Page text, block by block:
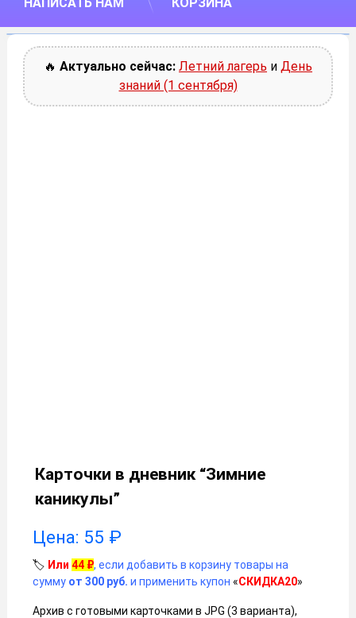
🔥 Актуально сейчас: Летний лагерь и День
знаний (1 сентября)
Карточки в дневник “Зимние
каникулы”
Цена: 55 ₽
🏷️ Или 44 ₽, если добавить в корзину товары на
сумму от 300 руб. и применить купон «СКИДКА20»
Архив с готовыми карточками в JPG (3 варианта),